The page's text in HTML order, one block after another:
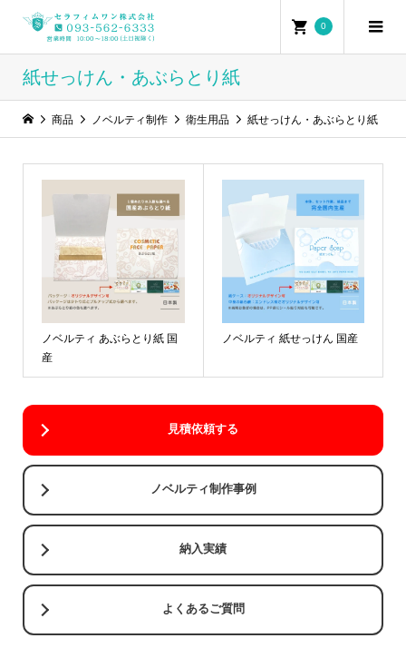
0
紙せっけん・あぶらとり紙
商品 ノベルティ制作 衛生用品 紙せっけん・あぶらとり紙
ノベルティ あぶらとり紙 国
産
ノベルティ 紙せっけん 国産
見積依頼する
ノベルティ制作事例
納入実績
よくあるご質問